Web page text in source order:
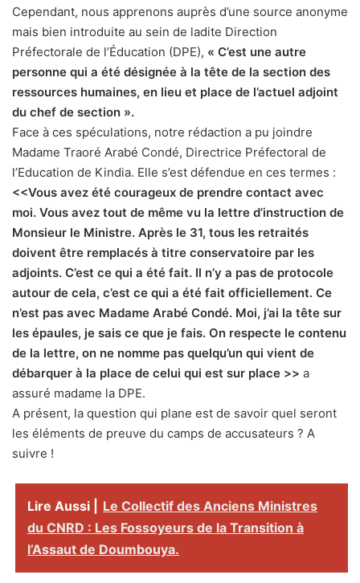
Cependant, nous apprenons auprès d’une source anonyme
mais bien introduite au sein de ladite Direction
Préfectorale de l’Éducation (DPE), « C’est une autre
personne qui a été désignée à la tête de la section des
ressources humaines, en lieu et place de l’actuel adjoint
du chef de section ».
Face à ces spéculations, notre rédaction a pu joindre
Madame Traoré Arabé Condé, Directrice Préfectoral de
l’Education de Kindia. Elle s’est défendue en ces termes :
<<Vous avez été courageux de prendre contact avec
moi. Vous avez tout de même vu la lettre d’instruction de
Monsieur le Ministre. Après le 31, tous les retraités
doivent être remplacés à titre conservatoire par les
adjoints. C’est ce qui a été fait. Il n’y a pas de protocole
autour de cela, c’est ce qui a été fait officiellement. Ce
n’est pas avec Madame Arabé Condé. Moi, j’ai la tête sur
les épaules, je sais ce que je fais. On respecte le contenu
de la lettre, on ne nomme pas quelqu’un qui vient de
débarquer à la place de celui qui est sur place >> a
assuré madame la DPE.
A présent, la question qui plane est de savoir quel seront
les éléments de preuve du camps de accusateurs ? A
suivre !
Lire Aussi |
Le Collectif des Anciens Ministres
du CNRD : Les Fossoyeurs de la Transition à
l’Assaut de Doumbouya.